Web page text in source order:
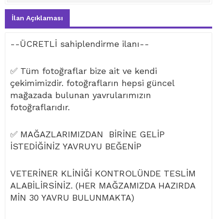
İlan Açıklaması
--ÜCRETLİ sahiplendirme ilanı--
✅ Tüm fotoğraflar bize ait ve kendi
çekimimizdir. fotoğrafların hepsi güncel
mağazada bulunan yavrularımızın
fotoğraflarıdır.
✅ MAĞAZLARIMIZDAN BİRİNE GELİP
İSTEDİĞİNİZ YAVRUYU BEĞENİP
VETERİNER KLİNİĞİ KONTROLÜNDE TESLİM
ALABİLİRSİNİZ. (HER MAĞZAMIZDA HAZIRDA
MİN 30 YAVRU BULUNMAKTA)